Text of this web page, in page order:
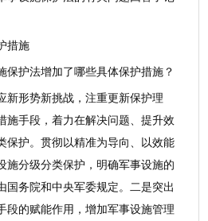
措施
保护法增加了哪些具体保护措施？
新形势新挑战，注重更新保护理
施手段，着力在解决问题、提升效
保护。贯彻以精准为导向、以效能
施分级分类保护，明确军事设施的
国务院和中央军委规定。二是突出
段的赋能作用，增加军事设施管理